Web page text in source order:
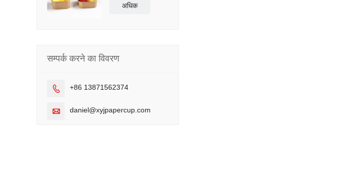
अधिक
सम्पर्क करने का विवरण
 +86 13871562374
 daniel@xyjpapercup.com